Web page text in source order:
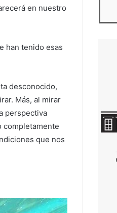
en nuestro
han tenido esas
desconocido,
Más, al mirar
perspectiva
completamente
que nos